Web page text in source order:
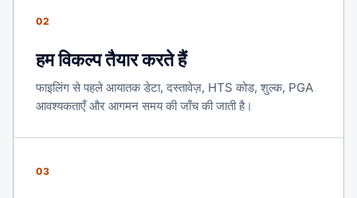
02
हम विकल्प तैयार करते हैं
फाइलिंग से पहले आयातक डेटा, दस्तावेज़, HTS कोड, शुल्क, PGA
आवश्यकताएँ और आगमन समय की जाँच की जाती है।
03